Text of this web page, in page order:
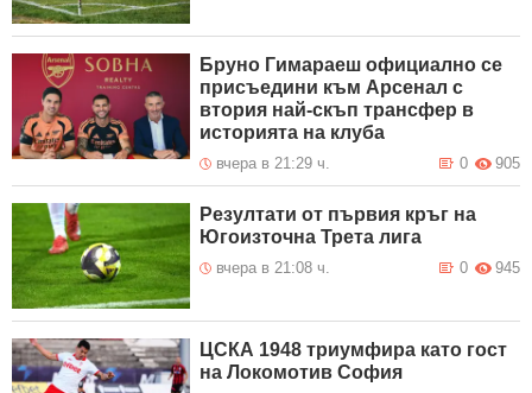
Бруно Гимараеш официално се
присъедини към Арсенал с
втория най-скъп трансфер в
историята на клуба
вчера в 21:29 ч. 905
0
Резултати от първия кръг на
Югоизточна Трета лига
вчера в 21:08 ч. 945
0
ЦСКА 1948 триумфира като гост
на Локомотив София